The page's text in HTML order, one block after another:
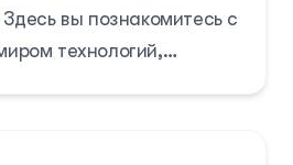
вы познакомитесь с
технологий,
опытных инструкторов